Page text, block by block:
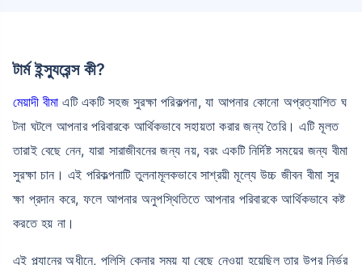
টার্ম ইন্স্যুরেন্স কী?
মেয়াদী বীমা এটি একটি সহজ সুরক্ষা পরিকল্পনা, যা আপনার কোনো অপ্রত্যাশিত ঘ
টনা ঘটলে আপনার পরিবারকে আর্থিকভাবে সহায়তা করার জন্য তৈরি। এটি মূলত
তারাই বেছে নেন, যারা সারাজীবনের জন্য নয়, বরং একটি নির্দিষ্ট সময়ের জন্য বীমা
সুরক্ষা চান। এই পরিকল্পনাটি তুলনামূলকভাবে সাশ্রয়ী মূল্যে উচ্চ জীবন বীমা সুর
ক্ষা প্রদান করে, ফলে আপনার অনুপস্থিতিতে আপনার পরিবারকে আর্থিকভাবে কষ্ট
করতে হয় না।
এই প্ল্যানের অধীনে, পলিসি কেনার সময় যা বেছে নেওয়া হয়েছিল তার উপর নির্ভর